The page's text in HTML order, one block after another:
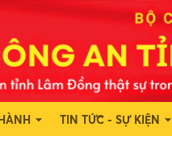
TIN TỨC - SỰ KIỆN